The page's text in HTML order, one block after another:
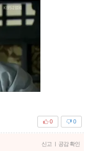
0
0
신고 | 공감 확인